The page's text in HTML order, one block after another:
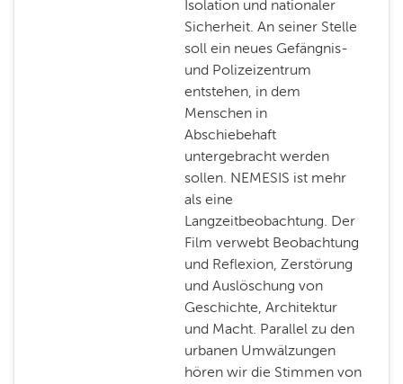
Isolation und nationaler
Sicherheit. An seiner Stelle
soll ein neues Gefängnis-
und Polizeizentrum
entstehen, in dem
Menschen in
Abschiebehaft
untergebracht werden
sollen. NEMESIS ist mehr
als eine
Langzeitbeobachtung. Der
Film verwebt Beobachtung
und Reflexion, Zerstörung
und Auslöschung von
Geschichte, Architektur
und Macht. Parallel zu den
urbanen Umwälzungen
hören wir die Stimmen von